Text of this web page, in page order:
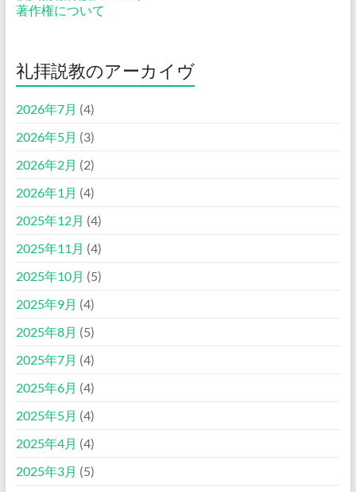
著作権について
礼拝説教のアーカイヴ
2026年7月 (4)
2026年5月 (3)
2026年2月 (2)
2026年1月 (4)
2025年12月 (4)
2025年11月 (4)
2025年10月 (5)
2025年9月 (4)
2025年8月 (5)
2025年7月 (4)
2025年6月 (4)
2025年5月 (4)
2025年4月 (4)
2025年3月 (5)